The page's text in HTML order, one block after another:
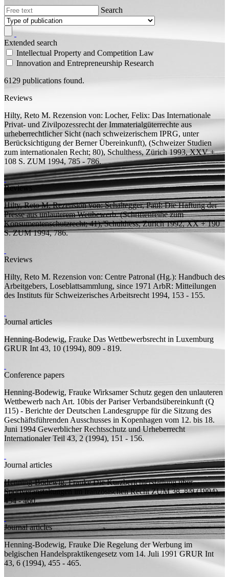
Search
Extended search
Intellectual Property and Competition Law
Innovation and Entrepreneurship Research
6129 publications found.
Reviews
Hilty, Reto M. Rezension von: Locher, Felix: Das Internationale
Privat- und Zivilpozessrecht der Immaterialgüterrechte aus
urheberrechtlicher Sicht (nach schweizerischem IPRG, unter
Berücksichtigung der Berner Übereinkunft), (Schweizer Studien
zum internationalen Recht; 80), Schulthess, Zürich 1993, XXV +
108 S. ZUM 1994, 785 - 786.
Reviews
Hilty, Reto M. Rezension von:Schaltegger, Paul: Die Haftung der
Presse aus unlauterem Wettbewerb. (Schriftenreihe zum
Konsumentenschutzrecht; 41), Schulthess, Zürich 1992, XX + 190
S.ZUM 1994, 786.
Reviews
Hilty, Reto M. Rezension von: Centre Patronal (Hg.): Handbuch des
Arbeitgebers, Loseblattsammlung, since 1971 ArbR: Mitteilungen
des Instituts für Schweizerisches Arbeitsrecht 1994, 153 - 155.
Journal articles
Henning-Bodewig, Frauke Das Wettbewerbsrecht in Luxemburg
GRUR Int 43, 10 (1994), 809 - 819.
Conference papers
Henning-Bodewig, Frauke Wirksamer Schutz gegen den unlauteren
Wettbewerb nach Art. 10bis der Pariser Verbandsübereinkunft (Q
115) - Berichte der Deutschen Landesgruppe für die Sitzung des
Geschäftsführenden Ausschusses in Kopenhagen vom 12. bis 18.
Juni 1994 Gewerblicher Rechtsschutz und Urheberrecht
Internationaler Teil 43, 2 (1994), 151 - 156.
Journal articles
Henning-Bodewig, Frauke Die Kurzberichterstattung über
Sportveranstaltungen im französischen RechtZUM 38, 8/9 (1994),
454 - 460.
Journal articles
Henning-Bodewig, Frauke Die Regelung der Werbung im
belgischen Handelspraktikengesetz vom 14. Juli 1991 GRUR Int
43, 6 (1994), 455 - 465.